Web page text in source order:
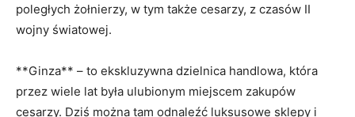
poległych żołnierzy, w tym także cesarzy, z czasów II
wojny światowej.
**Ginza**​ – to ekskluzywna dzielnica handlowa,⁣ która
przez​ wiele⁢ lat była ulubionym miejscem zakupów
cesarzy. Dziś można tam odnaleźć luksusowe sklepy i